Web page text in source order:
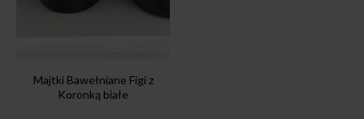
Majtki Bawełniane Figi z
Koronką białe